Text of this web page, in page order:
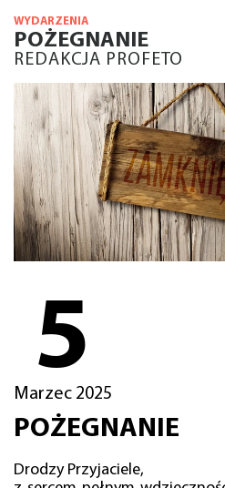
WYDARZENIA
POŻEGNANIE
REDAKCJA PROFETO
5
Marzec 2025
POŻEGNANIE
Drodzy Przyjaciele,